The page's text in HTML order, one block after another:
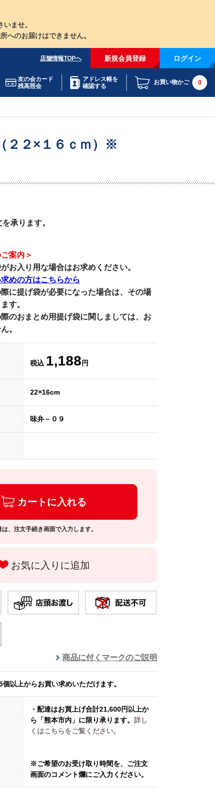
ませ。
のお届けはできません。
店舗情報TOPへ 新規会員登録 ログイン
友の会カード
残高照会
アドレス帳を
確認する
お買い物かご 0
２２×１６ｃｍ）※
承ります。
案内＞
お入り用な場合はお求めください。
めの方はこちらから
際に提げ袋が必要になった場合は、その場
す。
際のおまとめ用提げ袋に関しましては、お
。
税込 1,188 円
22×16cm
味弁－０９
カートに入れる
は、注文手続き画面で入力します。
お気に入りに追加
商品に付くマークのご説明
以上からお買い求めいただけます。
・配達はお買上げ合計21,600円以上か
ら「熊本市内」に限り承ります。 詳し
くはこちらをご覧ください。
※ご希望のお受け取り時間を、ご注文
画面のコメント爛にご入力ください。